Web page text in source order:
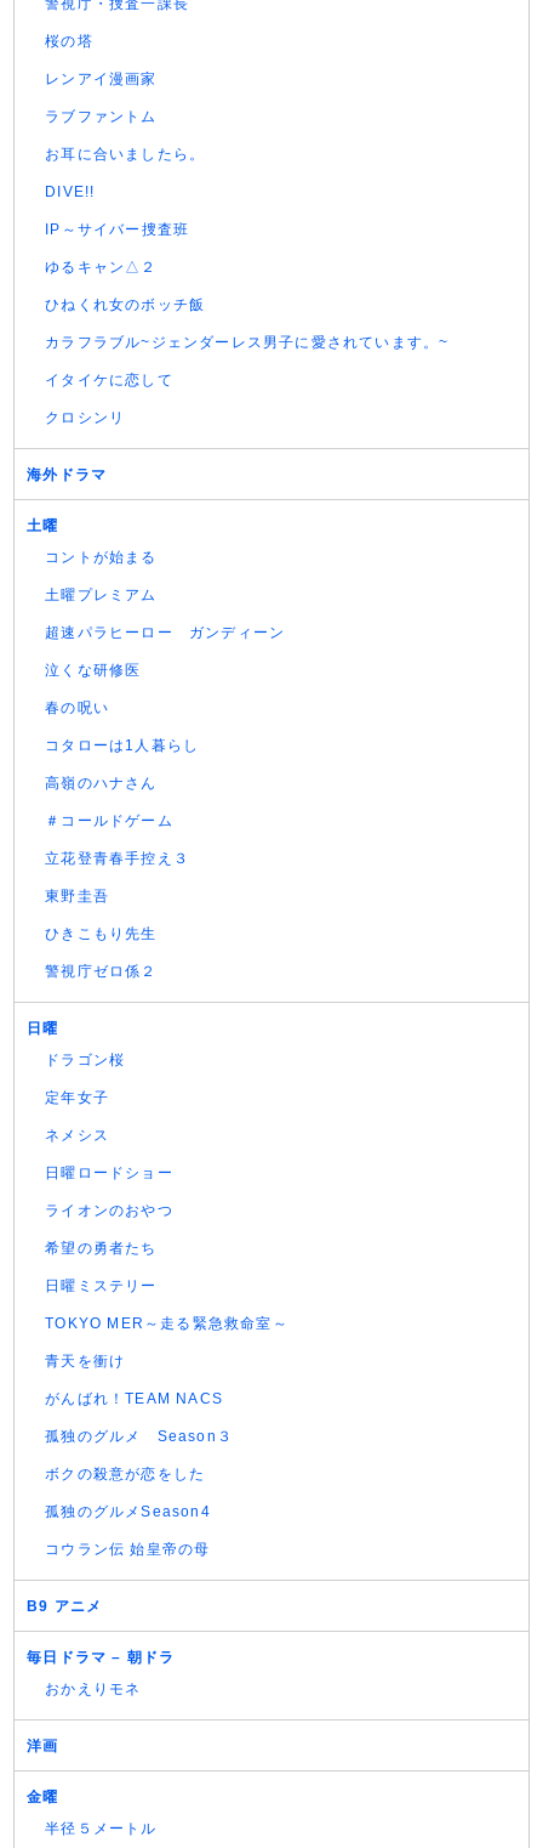
警視庁・捜査一課長
桜の塔
レンアイ漫画家
ラブファントム
お耳に合いましたら。
DIVE!!
IP～サイバー捜査班
ゆるキャン△２
ひねくれ女のボッチ飯
カラフラブル~ジェンダーレス男子に愛されています。~
イタイケに恋して
クロシンリ
海外ドラマ
土曜
コントが始まる
土曜プレミアム
超速パラヒーロー ガンディーン
泣くな研修医
春の呪い
コタローは1人暮らし
高嶺のハナさん
＃コールドゲーム
立花登青春手控え３
東野圭吾
ひきこもり先生
警視庁ゼロ係２
日曜
ドラゴン桜
定年女子
ネメシス
日曜ロードショー
ライオンのおやつ
希望の勇者たち
日曜ミステリー
TOKYO MER～走る緊急救命室～
青天を衝け
がんばれ！TEAM NACS
孤独のグルメ Season３
ボクの殺意が恋をした
孤独のグルメSeason4
コウラン伝 始皇帝の母
B9 アニメ
毎日ドラマ – 朝ドラ
おかえりモネ
洋画
金曜
半径５メートル